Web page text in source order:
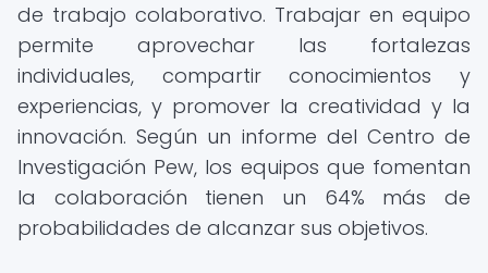
de trabajo colaborativo. Trabajar en equipo
permite aprovechar las fortalezas
individuales, compartir conocimientos y
experiencias, y promover la creatividad y la
innovación. Según un informe del Centro de
Investigación Pew, los equipos que fomentan
la colaboración tienen un 64% más de
probabilidades de alcanzar sus objetivos.